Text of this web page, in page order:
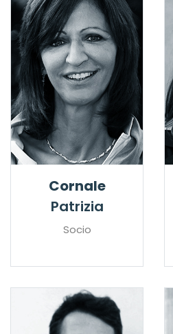
Cornale
Patrizia
Socio